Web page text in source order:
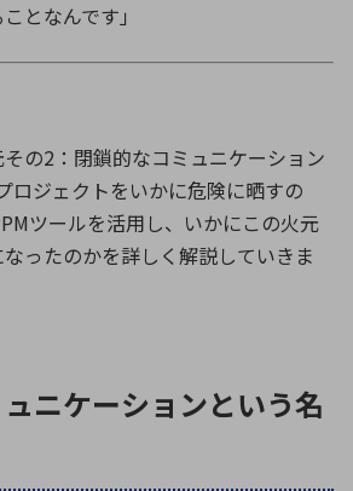
となんです」
の2：閉鎖的なコミュニケーション
ロジェクトをいかに危険に晒すの
ツールを活用し、いかにこの火元
ったのかを詳しく解説していきま
ニケーションという名